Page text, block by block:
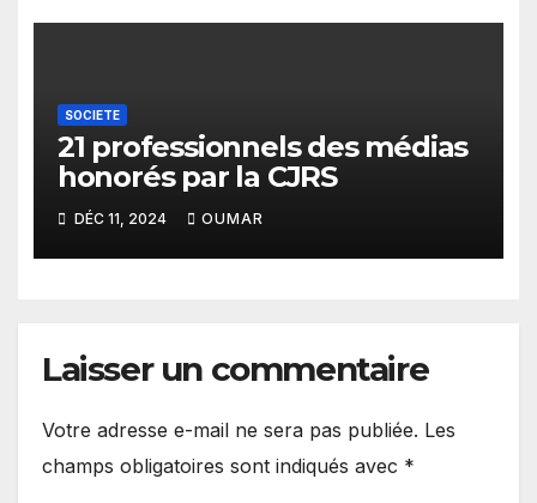
SOCIETE
21 professionnels des médias
honorés par la CJRS
DÉC 11, 2024 OUMAR
Laisser un commentaire
Votre adresse e-mail ne sera pas publiée. Les
champs obligatoires sont indiqués avec *